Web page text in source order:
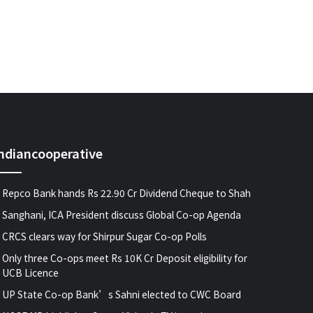
Repco Bank hands Rs 22.90 Cr Dividend Cheque to Shah
Sanghani, ICA President discuss Global Co-op Agenda
CRCS clears way for Shirpur Sugar Co-op Polls
Only three Co-ops meet Rs 10K Cr Deposit eligibility for
UCB Licence
UP State Co-op Bank’s Sahni elected to CWC Board